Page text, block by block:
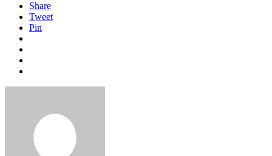
Share
Tweet
Pin